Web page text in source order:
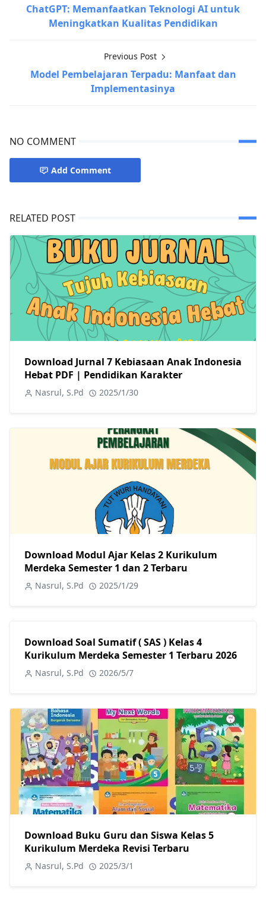
ChatGPT: Memanfaatkan Teknologi AI untuk
Meningkatkan Kualitas Pendidikan
Previous Post
Model Pembelajaran Terpadu: Manfaat dan
Implementasinya
NO COMMENT
Add Comment
RELATED POST
Download Jurnal 7 Kebiasaan Anak Indonesia
Hebat PDF | Pendidikan Karakter
Nasrul, S.Pd 2025/1/30
Download Modul Ajar Kelas 2 Kurikulum
Merdeka Semester 1 dan 2 Terbaru
Nasrul, S.Pd 2025/1/29
Download Soal Sumatif ( SAS ) Kelas 4
Kurikulum Merdeka Semester 1 Terbaru 2026
Nasrul, S.Pd 2026/5/7
Download Buku Guru dan Siswa Kelas 5
Kurikulum Merdeka Revisi Terbaru
Nasrul, S.Pd 2025/3/1